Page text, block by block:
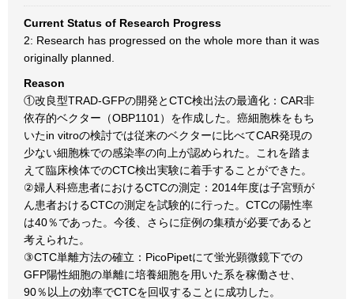
Current Status of Research Progress
2: Research has progressed on the whole more than it was
originally planned.
Reason
①改良型TRAD-GFPの開発とCTC検出法の最適化：CAR非
依存的ベクター（OBP1101）を作成した。癌細胞株をもち
いたin vitroの検討では従来のベクターに比べてCAR発現の
少ない細胞株での感染率の向上が認められた。これを踏ま
えて臨床検体でのCTC検出実験に着手することができた。
②婦人科癌患者におけるCTCの測定：2014年度は子宮頸が
ん患者おけるCTCの測定を試験的に行った。CTCの陽性率
は40％であった。今後、さらに症例の集積が必要であると
考えられた。
③CTC単離方法の確立：PicoPipetにて蛍光顕微鏡下での
GFP陽性細胞の単離に培養細胞を用いた系を稼働させ、
90％以上の効率でCTCを回収することに成功した。